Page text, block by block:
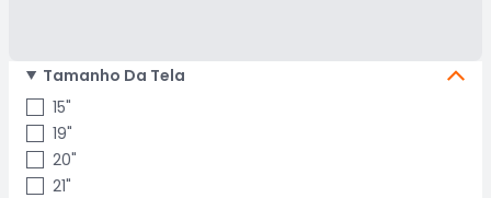
Tamanho Da Tela
15"
19"
20"
21"